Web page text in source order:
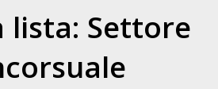
lista: Settore